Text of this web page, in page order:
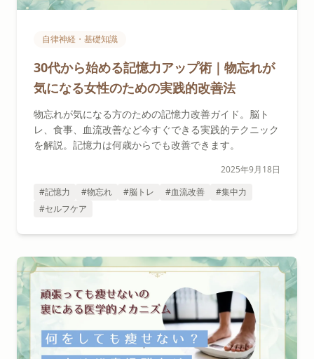
自律神経・基礎知識
30代から始める記憶力アップ術｜物忘れが
気になる女性のための実践的改善法
物忘れが気になる方のための記憶力改善ガイド。脳ト
レ、食事、血流改善など今すぐできる実践的テクニック
を解説。記憶力は何歳からでも改善できます。
2025年9月18日
#記憶力
#物忘れ #脳トレ #血流改善
#集中力
#セルフケア